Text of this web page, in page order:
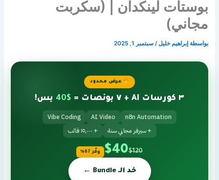
بوستات لينكدان | (سكربت
مجاني)
بواسطة إبراهيم خليل/سبتمبر 1, 2025
عرض محدود
٣ كورسات AI + ٧ بونصات = $40 بس!
n8n Automation
AI Video
Vibe Coding
+ سيرفر مجاني سنة
+ ١٥,٠٠٠ قالب
$120
$40 وفّر 67%
خد الـ Bundle ←